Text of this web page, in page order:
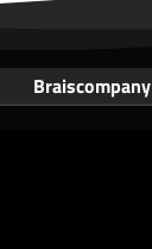
Braiscompany